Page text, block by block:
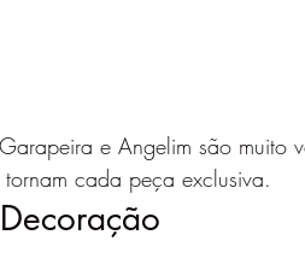
e Angelim são muito
cada peça exclusiva.